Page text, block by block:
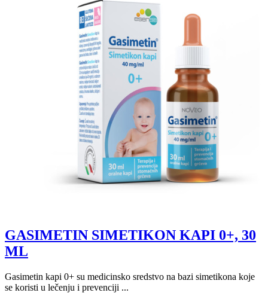
GASIMETIN SIMETIKON KAPI 0+, 30
ML
Gasimetin kapi 0+ su medicinsko sredstvo na bazi simetikona koje
se koristi u lečenju i prevenciji ...